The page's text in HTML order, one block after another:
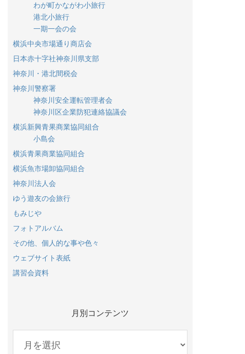
わが町かながわ小旅行
港北小旅行
一期一会の会
横浜中央市場通り商店会
日本赤十字社神奈川県支部
神奈川・港北間税会
神奈川警察署
神奈川安全運転管理者会
神奈川区企業防犯連絡協議会
横浜新興青果商業協同組合
小島会
横浜青果商業協同組合
横浜魚市場卸協同組合
神奈川法人会
ゆう遊友の会旅行
もみじや
フォトアルバム
その他、個人的な事や色々
ウェブサイト表紙
講習会資料
月別コンテンツ